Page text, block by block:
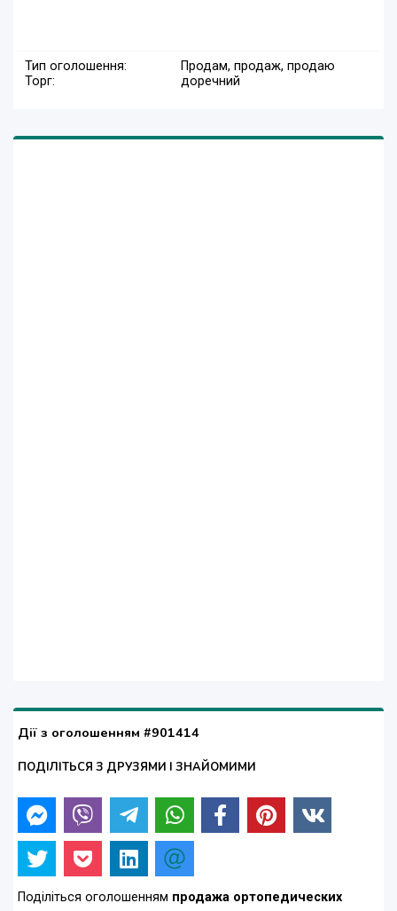
Тип оголошення:
Продам, продаж, продаю
Торг:
доречний
Дії з оголошенням #901414
ПОДІЛІТЬСЯ З ДРУЗЯМИ І ЗНАЙОМИМИ
Поділіться оголошенням продажа ортопедических